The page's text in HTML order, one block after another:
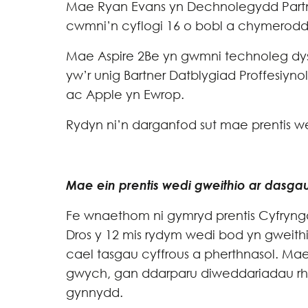
Mae Ryan Evans yn Dechnolegydd
cwmni’n cyflogi 16 o bobl a
Mae Aspire 2Be yn gwmni technoleg
yw’r unig Bartner Datblygiad
ac Apple yn Ewrop.
Rydyn ni’n darganfod sut mae prentis
Mae ein prentis wedi gweithio ar
Fe wnaethom ni gymryd prentis
Dros y 12 mis rydym wedi bod yn
cael tasgau cyffrous a pherthnasol.
gwych, gan ddarparu diweddariadau
gynnydd.